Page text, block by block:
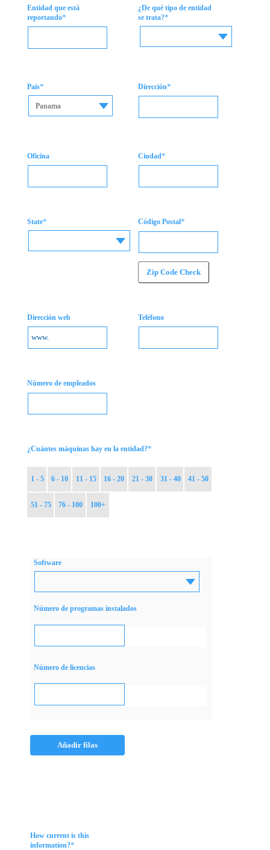
Entidad que está
reportando*
¿De qué tipo de entidad
se trata?*
País*
Panama
Dirección*
Oficina Ciudad*
State* Código Postal*
Zip Code Check
Dirección web Teléfono
Número de empleados
¿Cuántes máquinas hay en la entidad?*
1 - 5 6 - 10 11 - 15 16 - 20 21 - 30 31 - 40 41 - 50
51 - 75 76 - 100 100+
Software
Número de programas instalados
Número de licencias
Añadir filas
How current is this
information?*